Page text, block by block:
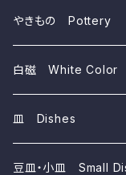
~1,000yen
やきもの Pottery
磁器 Porcelains
陶器 Ceramics
白磁 White Color
皿 Dishes
豆皿・小皿 Small